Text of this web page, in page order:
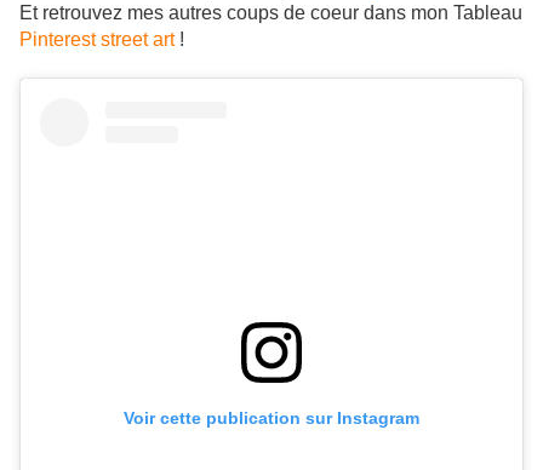
Et retrouvez mes autres coups de coeur dans mon Tableau
Pinterest street art!
Voir cette publication sur Instagram